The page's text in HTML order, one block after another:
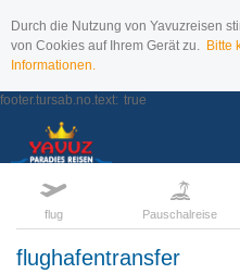
Durch die Nutzung von Yavuzreisen
von Cookies auf Ihrem Gerät zu. Bitte
Informationen.
footer.tursab.no.text: true
flug Pauschalreise
flughafentransfer